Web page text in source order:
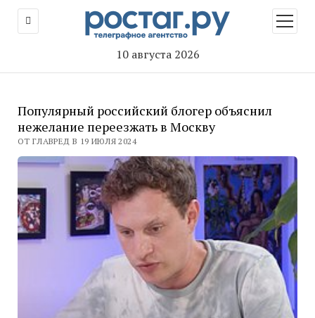
10 августа 2026
меню
Популярный российский блогер объяснил
нежелание переезжать в Москву
ОТ ГЛАВРЕД В 19 ИЮЛЯ 2024